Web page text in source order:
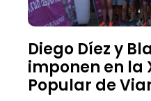
Diego Díez y
imponen en la
Popular de